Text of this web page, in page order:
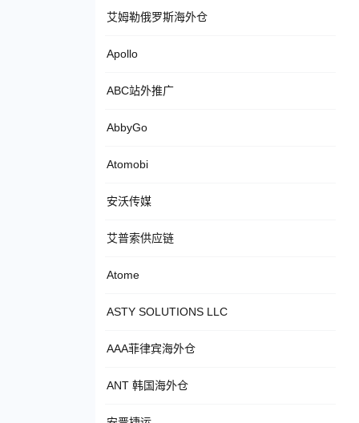
艾姆勒俄罗斯海外仓
Apollo
ABC站外推广
AbbyGo
Atomobi
安沃传媒
艾普索供应链
Atome
ASTY SOLUTIONS LLC
AAA菲律宾海外仓
ANT 韩国海外仓